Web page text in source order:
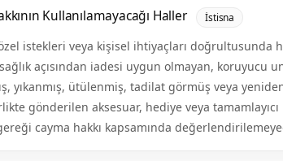
Kullanılamayacağı Haller İstisna
özel istekleri veya kişisel ihtiyaçları doğrultusunda
açısından iadesi uygun olmayan, koruyucu
yıkanmış, ütülenmiş, tadilat görmüş veya
gönderilen aksesuar, hediye veya
cayma hakkı kapsamında